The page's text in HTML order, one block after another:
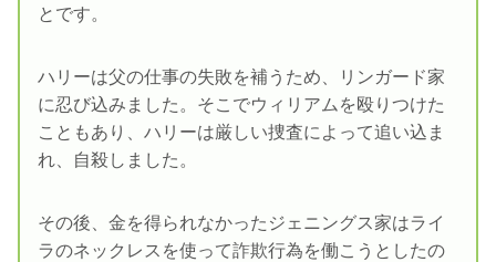
とです。
ハリーは父の仕事の失敗を補うため、リンガード家
に忍び込みました。そこでウィリアムを殴りつけた
こともあり、ハリーは厳しい捜査によって追い込ま
れ、自殺しました。
その後、金を得られなかったジェニングス家はライ
ラのネックレスを使って詐欺行為を働こうとしたの